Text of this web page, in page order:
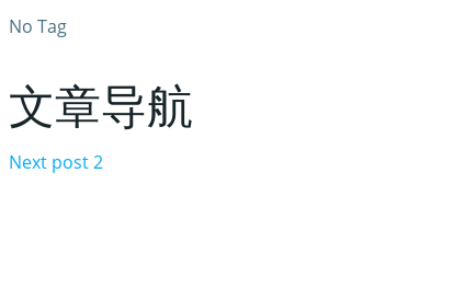
No Tag
文章导航
Next post2